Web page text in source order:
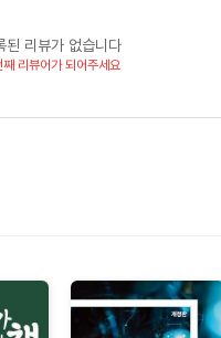
된 리뷰가 없습니다
째 리뷰어가 되어주세요